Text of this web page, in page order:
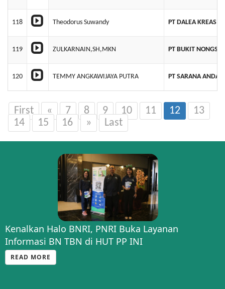
118 Theodorus Suwandy PT DALEA KREASI
119 ZULKARNAIN,SH,MKN PT BUKIT NONGSA
120 TEMMY ANGKAWIJAYA PUTRA PT SARANA
First « 7 8 9 10 11 12
13
14
15 16 » Last
Kenalkan Halo BNRI, PNRI Buka Layanan
Informasi BN TBN di HUT PP INI
READ MORE